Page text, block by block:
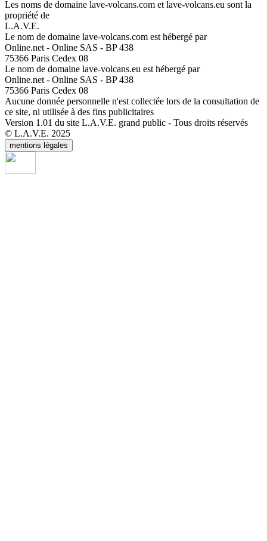
Les noms de domaine lave-volcans.com et lave-volcans.eu sont la
propriété de
L.A.V.E.
Le nom de domaine lave-volcans.com est hébergé par
Online.net - Online SAS - BP 438
75366 Paris Cedex 08
Le nom de domaine lave-volcans.eu est hébergé par
Online.net - Online SAS - BP 438
75366 Paris Cedex 08
Aucune donnée personnelle n'est collectée lors de la consultation de
ce site, ni utilisée à des fins publicitaires
Version 1.01 du site L.A.V.E. grand public - Tous droits réservés
© L.A.V.E. 2025
mentions légales